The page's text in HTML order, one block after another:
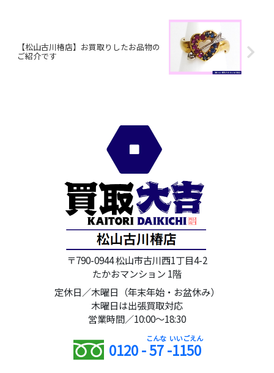
【松山古川椿店】お買取りしたお品物の
ご紹介です
〒790-0944 松山市古川西1丁目4-2
たかおマンション 1階
定休日／木曜日（年末年始・お盆休み）
木曜日は出張買取対応
営業時間／10:00～18:30
0120 -57-1150